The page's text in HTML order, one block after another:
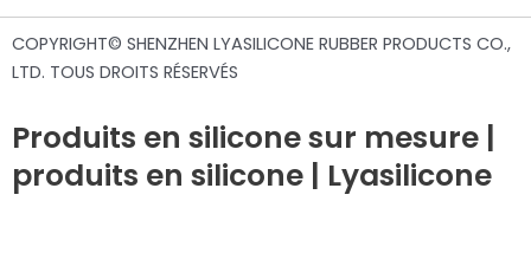
COPYRIGHT© SHENZHEN LYASILICONE RUBBER PRODUCTS CO.,
LTD. TOUS DROITS RÉSERVÉS
Produits en silicone sur mesure |
produits en silicone | Lyasilicone